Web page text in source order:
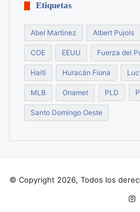
Etiquetas
Abel Martinez Albert Pujols
COE EEUU Fuerza del
Haití Huracán Fiona
MLB Onamet PLD
Santo Domingo Oeste
© Copyright 2026, Todos los